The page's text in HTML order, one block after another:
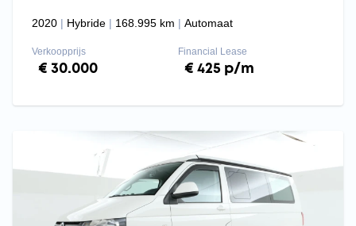
2020 Hybride 168.995 km Automaat
Verkoopprijs
€ 30.000
Financial Lease
€ 425 p/m